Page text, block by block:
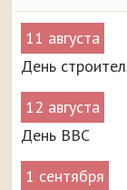
11 августа
День
12 августа
День ВВС
1 сентября